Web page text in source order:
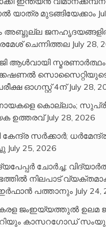
യാത്ര മുടങ്ങിയേക്കാം
അബ്ദുല്ല ജനഹൃദയങ്ങളിൽ
ചെന്നിത്തല July 28,
ആൾവായി
സൊസൈറ്റിയുടെ
ഓഗസ്റ്റ് 4ന് July 28,
കൊല്ലാം;
ഉത്തരവ് July 28, 2026
കേന്ദ്ര സർക്കാർ;
July 25, 2026
ചോര്‍ച്ച;
നിലപാട്
പത്താനും July 24,
ജംഇയ്യത്തുൽ ഉലമ
കാസറഗോഡ്